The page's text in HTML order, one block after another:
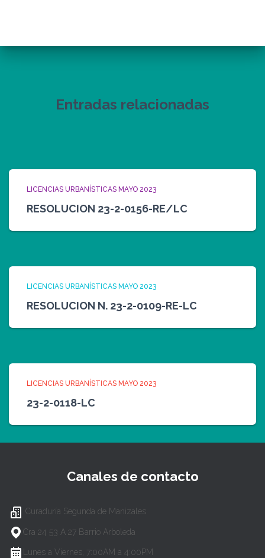
Entradas relacionadas
LICENCIAS URBANÍSTICAS MAYO 2023
RESOLUCION 23-2-0156-RE/LC
LICENCIAS URBANÍSTICAS MAYO 2023
RESOLUCION N. 23-2-0109-RE-LC
LICENCIAS URBANÍSTICAS MAYO 2023
23-2-0118-LC
Canales de contacto
Curaduría Segunda de Manizales
Cra 24 53 A 27 Barrio Arboleda
Lunes a Viernes, 7:00AM a 4:00PM